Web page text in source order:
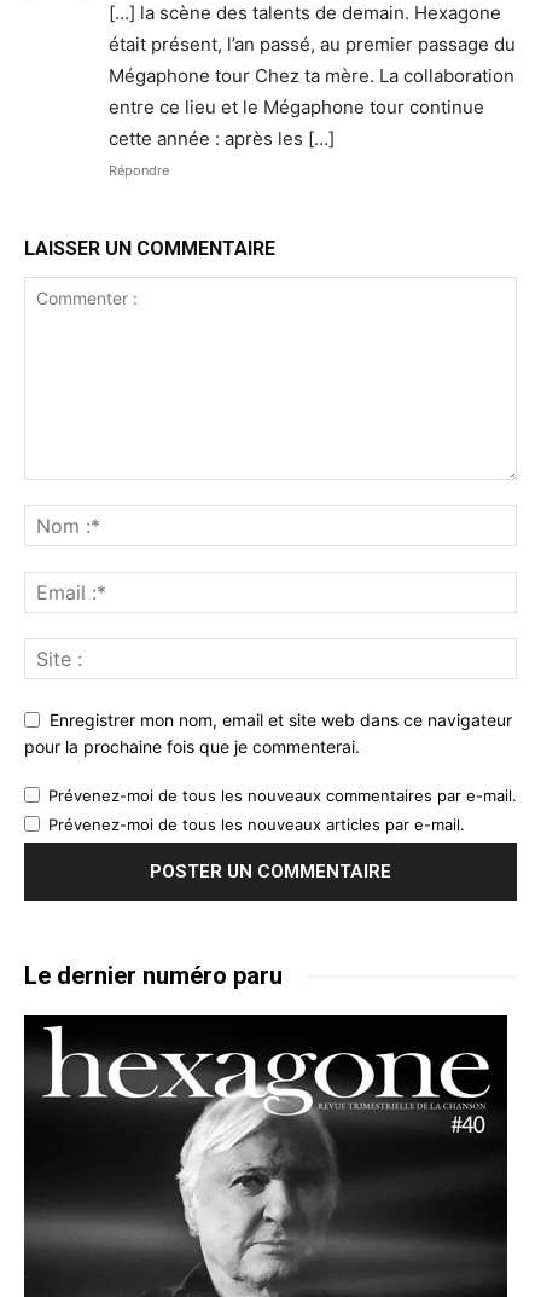
[…] la scène des talents de demain. Hexagone
était présent, l’an passé, au premier passage du
Mégaphone tour Chez ta mère. La collaboration
entre ce lieu et le Mégaphone tour continue
cette année : après les […]
Répondre
LAISSER UN COMMENTAIRE
Enregistrer mon nom, email et site web dans ce navigateur
pour la prochaine fois que je commenterai.
Prévenez-moi de tous les nouveaux commentaires par e-mail.
Prévenez-moi de tous les nouveaux articles par e-mail.
Le dernier numéro paru